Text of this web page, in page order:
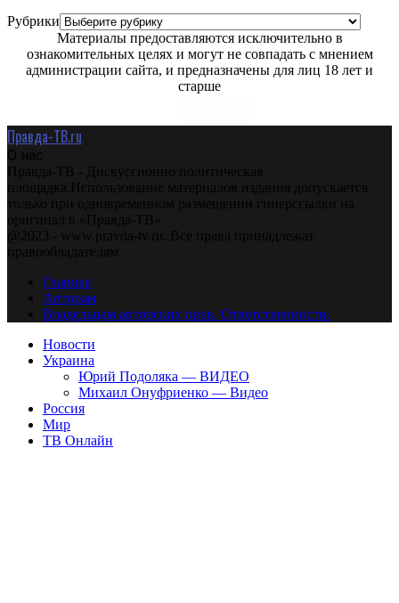
Рубрики
Материалы предоставляются исключительно в
ознакомительных целях и могут не совпадать с мнением
администрации сайта, и предназначены для лиц 18 лет и
старше
Правда-ТВ.ru
О нас
Правда-ТВ - Дискуссионно политическая
площадка.Использование материалов издания допускается
только при одновременном размещении гиперссылки на
оригинал в «Правда-ТВ»
@2023 - www.pravda-tv.ru. Все права принадлежат
правообладателям.
Главная
Авторам
Владельцам авторских прав. Ответственности.
Новости
Украина
Юрий Подоляка — ВИДЕО
Михаил Онуфриенко — Видео
Россия
Мир
ТВ Онлайн